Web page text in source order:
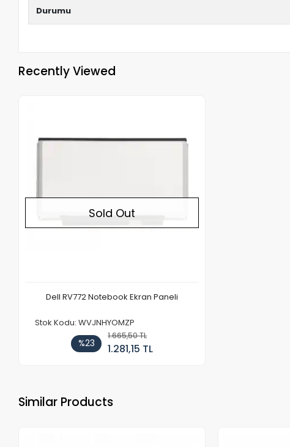
Durumu
Recently Viewed
Sold Out
Dell RV772 Notebook Ekran Paneli
Stok Kodu: WVJNHYOMZP
%23
1.665,50 TL
1.281,15 TL
Similar Products